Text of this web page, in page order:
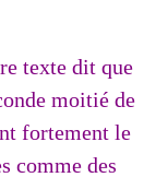
texte dit que
moitié de
fortement le
comme des